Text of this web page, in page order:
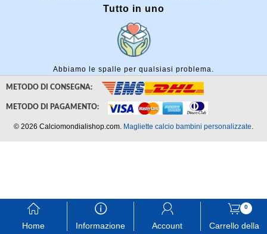
Tutto in uno
Abbiamo le spalle per qualsiasi problema.
󰃱
Home
󰈢
Informazione
󰃳
Account
0
󰃦
Carrello della
METODO DI CONSEGNA:
METODO DI PAGAMENTO:
© 2026 Calciomondialishop.com. Magliette calcio bambini personalizzate.